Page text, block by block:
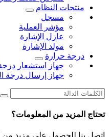
منتجات النظام
مسجل
مؤشر العملية
عازل الإشارة
مولد الإشارة
درجة حرارة
جهاز استشعار
جهاز إرسال درجة
تحتاج المزيد من المعلومات؟
اتصل بنا للحصول على مزيد من